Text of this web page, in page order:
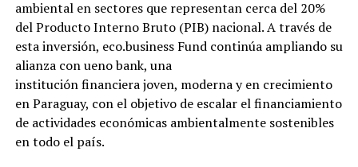
ambiental en sectores que representan cerca del 20%
del Producto Interno Bruto (PIB) nacional. A través de
esta inversión, eco.business Fund continúa ampliando su
alianza con ueno bank, una
institución financiera joven, moderna y en crecimiento
en Paraguay, con el objetivo de escalar el financiamiento
de actividades económicas ambientalmente sostenibles
en todo el país.